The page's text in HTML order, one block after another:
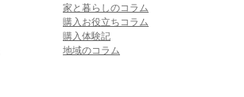
家と暮らしのコラム
購入お役立ちコラム
購入体験記
地域のコラム